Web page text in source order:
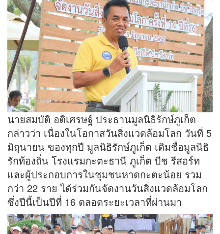
นายสมบัติ อติเศรษฐ์ ประธานมูลนิธิรักษ์ภูเก็ต
กล่าวว่า เนื่องในโอกาสวันสิ่งแวดล้อมโลก วันที่ 5
มิถุนายน ของทุกปี มูลนิธิรักษ์ภูเก็ต เดิมชื่อมูลนิธิ
รักท้องถิ่น โรงแรมกะตะธานี ภูเก็ต บีช รีสอร์ท
และผู้ประกอบการในชุมชนหาดกะตะน้อย รวม
กว่า 22 ราย ได้ร่วมกันจัดงานวันสิ่งแวดล้อมโลก
ซึ่งปีนี้เป็นปีที่ 16 ตลอดระยะเวลาที่ผ่านมา